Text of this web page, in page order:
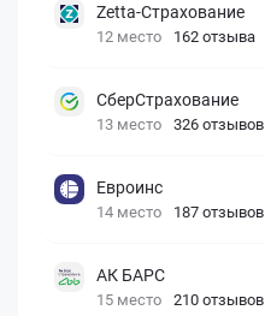
Zetta-Страхование
12 место 162 отзыва
СберСтрахование
13 место 326 отзывов
Евроинс
14 место 187 отзывов
АК БАРС
15 место 210 отзывов